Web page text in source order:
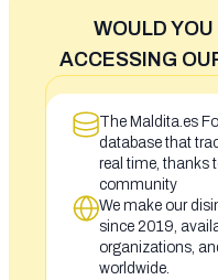
WOULD
ACCESSING
The Maldita.es
database that
real time, thanks
community
We make our
since 2019,
organizations,
worldwide.